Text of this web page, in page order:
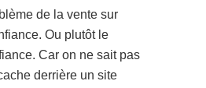
de la vente sur
Ou plutôt le
Car on ne sait pas
derrière un site